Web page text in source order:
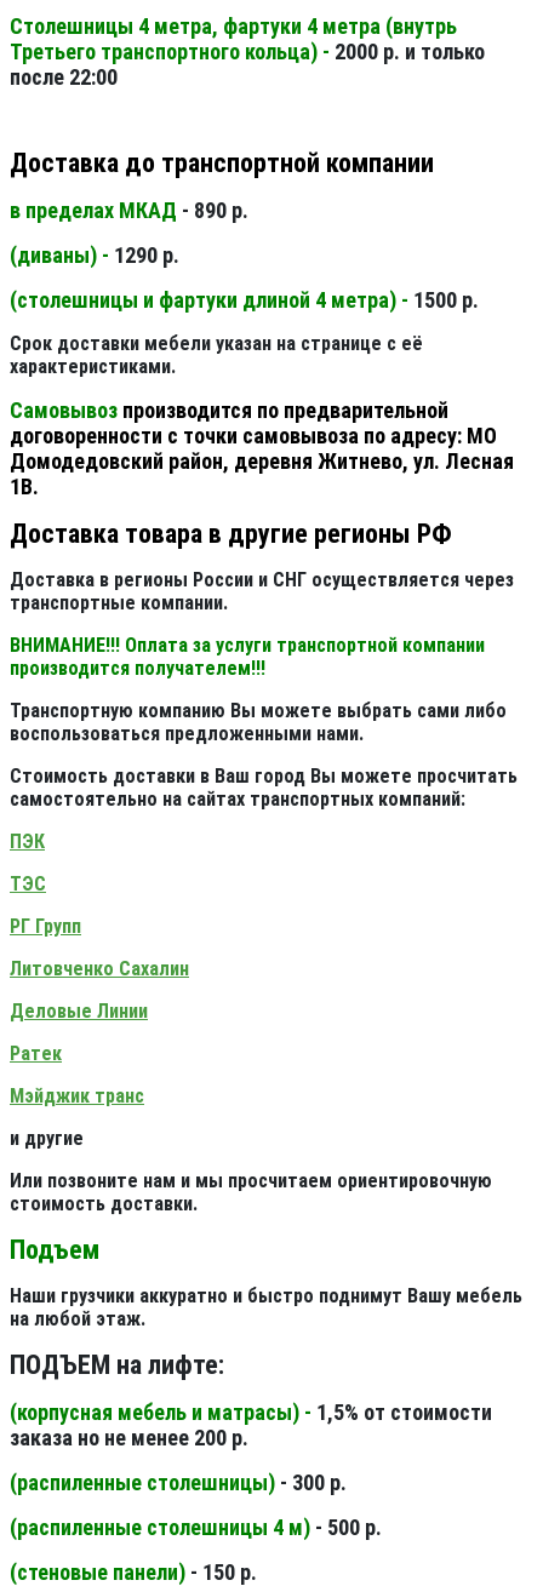
Столешницы 4 метра, фартуки 4 метра (внутрь
Третьего транспортного кольца) - 2000 р. и только
после 22:00
Доставка до транспортной компании
в пределах МКАД - 890 р.
(диваны) - 1290 р.
(столешницы и фартуки длиной 4 метра) - 1500 р.
Срок доставки мебели указан на странице с её
характеристиками.
Самовывоз производится по предварительной
договоренности с точки самовывоза по адресу: МО
Домодедовский район, деревня Житнево, ул. Лесная
1В.
Доставка товара в другие регионы РФ
Доставка в регионы России и СНГ осуществляется через
транспортные компании.
ВНИМАНИЕ!!! Оплата за услуги транспортной компании
производится получателем!!!
Транспортную компанию Вы можете выбрать сами либо
воспользоваться предложенными нами.
Стоимость доставки в Ваш город Вы можете просчитать
самостоятельно на сайтах транспортных компаний:
ПЭК
ТЭС
РГ Групп
Литовченко Сахалин
Деловые Линии
Ратек
Мэйджик транс
и другие
Или позвоните нам и мы просчитаем ориентировочную
стоимость доставки.
Подъем
Наши грузчики аккуратно и быстро поднимут Вашу мебель
на любой этаж.
ПОДЪЕМ на лифте:
(корпусная мебель и матрасы) - 1,5% от стоимости
заказа но не менее 200 р.
(распиленные столешницы) - 300 р.
(распиленные столешницы 4 м) - 500 р.
(стеновые панели) - 150 р.